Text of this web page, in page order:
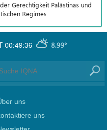
Gerechtigkeit Palästinas und
Regimes
00:49:36 8.99°
uns
uns